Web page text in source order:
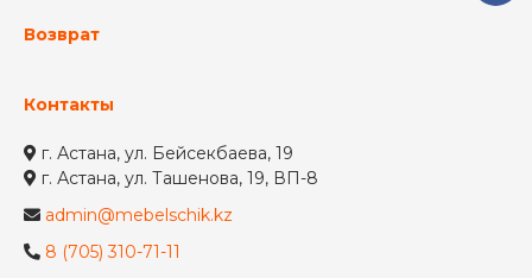
Возврат
Контакты
г. Астана, ул. Бейсекбаева, 19
г. Астана, ул. Ташенова, 19, ВП-8
admin@mebelschik.kz
8 (705) 310-71-11